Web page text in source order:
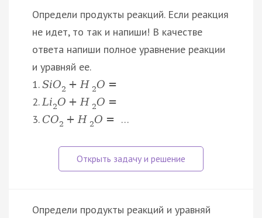
Определи продукты реакций. Если реакция
не идет, то так и напиши! В качестве
ответа напиши полное уравнение реакции
и уравняй ее.
1.SiO2 + H 2O =
2.Li2O + H 2O =
3. CO2 + H 2O = …
Определи продукты реакций и уравняй